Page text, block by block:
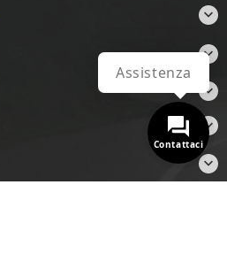





Contattaci
Assistenza